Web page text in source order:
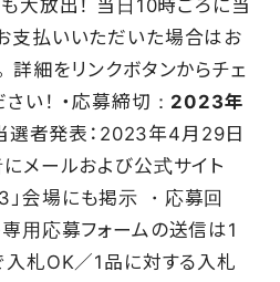
大放出！ 当日10時ごろに当
支払いいただいた場合はお
詳細をリンクボタンからチェ
い！ ・応募締切： 2023年
選者発表：2023年4月29日
メールおよび公式サイト
会場にも掲示 ・応募回
用応募フォームの送信は1
札OK／1品に対する入札